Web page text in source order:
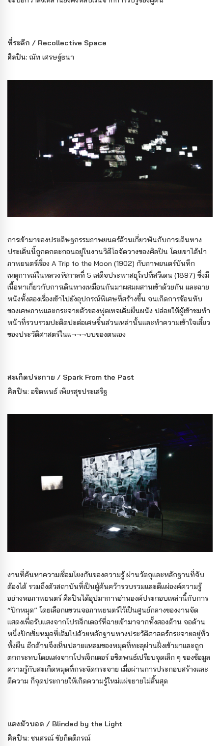
ที่ระลึก / Recollective Space
ศิลปิน: ณัท เศรษฐ์ธนา
การเข้ามาของประดิษฐกรรมภาพยนตร์ล้วนเกี่ยวพันกับการเดินทาง
ประเด็นนี้ถูกตกตะกอนอยู่ในงานวิดีโอจัดวางของศิลปิน โดยเขาได้นำ
ภาพยนตร์เรื่อง A Trip to the Moon (1902) กับภาพยนตร์บันทึก
เหตุการณ์ในหลวงรัชกาลที่ 5 เสด็จประพาสยุโรปที่สวีเดน (1897) ซึ่งมี
เนื้อหาเกี่ยวกับการเดินทางเหมือนกันมาผสมผสานเข้าด้วยกัน และฉาย
หนังทั้งสองเรื่องเข้าไปยังอุปกรณ์พิเศษที่สร้างขึ้น จนเกิดการซ้อนทับ
ของเศษภาพและกระจายตัวของฟุตเทจเต็มผืนผนัง ปล่อยให้ผู้เข้าชมทำ
หน้าที่รวบรวมปะติดปะต่อเศษชิ้นส่วนเหล่านั้นและทําความเข้าใจเสี้ยว
ของประวัติศาสตร์ในแ¬¬¬บบของตนเอง
สะเก็ดประกาย / Spark From the Past
ศิลปิน: อชิตพนธ์ เพียรสุขประเสริฐ
งานที่ค้นหาความเชื่อมโยงกันของความรู้ ผ่านวัตถุและหลักฐานที่จับ
ต้องได้ รวมถึงตัวสถาบันที่เป็นผู้ค้นคว้ารวบรวมและตีแผ่องค์ความรู้
อย่างหอภาพยนตร์ ศิลปินได้อุปมาการอ่านองค์ประกอบเหล่านี้กับการ
“ปักหมุด” โดยเลือกแขวนจอภาพยนตร์ไว้เป็นศูนย์กลางของงานจัด
แสดงเพื่อรับแสงจากโปรเจ็กเตอร์ที่ฉายเข้ามาจากทั้งสองด้าน จอด้าน
หนึ่งปักเข็มหมุดที่เต็มไปด้วยหลักฐานทางประวัติศาสตร์กระจายอยู่ทั่ว
ทั้งผืน อีกด้านจึงเห็นปลายแหลมของหมุดที่ทะลุผ่านฝั่งเข้ามาและถูก
ตกกระทบโดยแสงจากโปรเจ็กเตอร์ อชิตพนธ์เปรียบจุดเล็ก ๆ ของข้อมูล
ความรู้กับสะเก็ดหมุดที่กระจัดกระจาย เมื่อผ่านการประกอบสร้างและ
ตีความ ก็จุดประกายให้เกิดความรู้ใหม่แผ่ขยายไม่สิ้นสุด
แสงมัวบอด / Blinded by the Light
ศิลปิน: ชนสรณ์ ชัยกิตติภรณ์